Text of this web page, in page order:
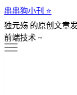
串串狗小刊 ⭐️
独元殇 的原创文章
前端技术 ~